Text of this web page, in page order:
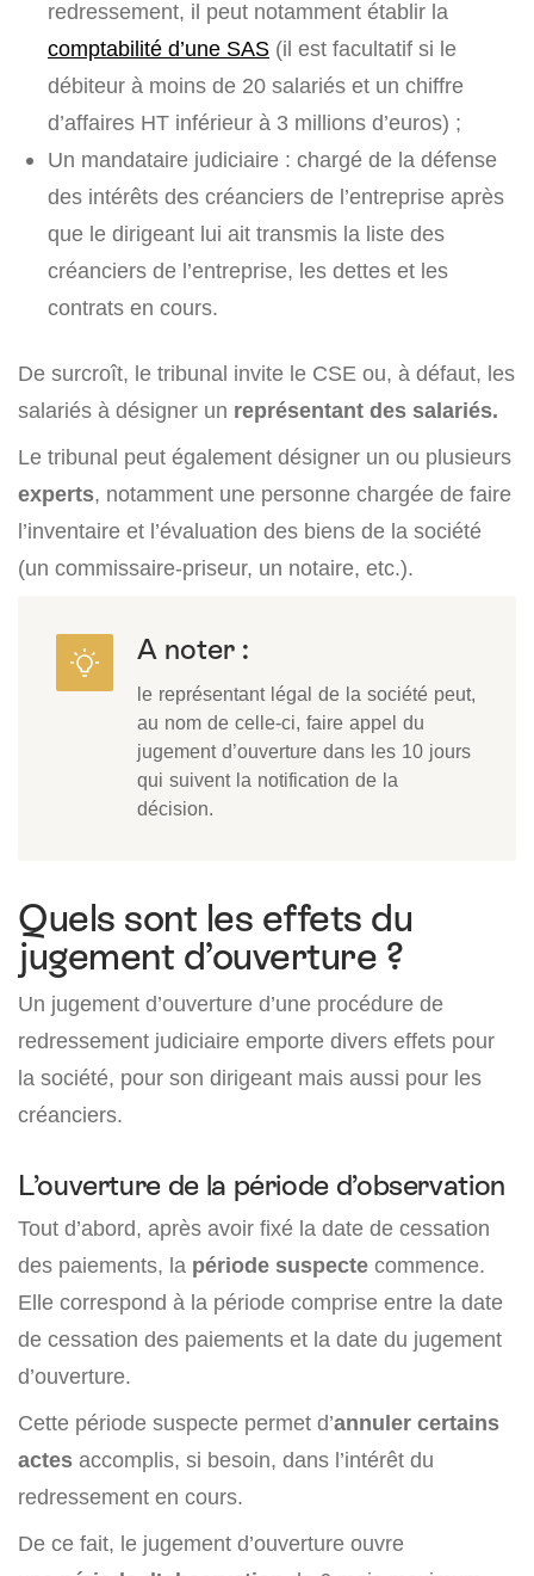
redressement, il peut notamment établir la
comptabilité d’une SAS (il est facultatif si le
débiteur à moins de 20 salariés et un chiffre
d’affaires HT inférieur à 3 millions d’euros) ;
Un mandataire judiciaire : chargé de la défense
des intérêts des créanciers de l’entreprise après
que le dirigeant lui ait transmis la liste des
créanciers de l’entreprise, les dettes et les
contrats en cours.
De surcroît, le tribunal invite le CSE ou, à défaut, les
salariés à désigner un représentant des salariés.
Le tribunal peut également désigner un ou plusieurs
experts, notamment une personne chargée de faire
l’inventaire et l’évaluation des biens de la société
(un commissaire-priseur, un notaire, etc.).
A noter :
le représentant légal de la société peut,
au nom de celle-ci, faire appel du
jugement d’ouverture dans les 10 jours
qui suivent la notification de la
décision.
Quels sont les effets du
jugement d’ouverture ?
Un jugement d’ouverture d’une procédure de
redressement judiciaire emporte divers effets pour
la société, pour son dirigeant mais aussi pour les
créanciers.
L’ouverture de la période d’observation
Tout d’abord, après avoir fixé la date de cessation
des paiements, la période suspecte commence.
Elle correspond à la période comprise entre la date
de cessation des paiements et la date du jugement
d’ouverture.
Cette période suspecte permet d’annuler certains
actes accomplis, si besoin, dans l’intérêt du
redressement en cours.
De ce fait, le jugement d’ouverture ouvre